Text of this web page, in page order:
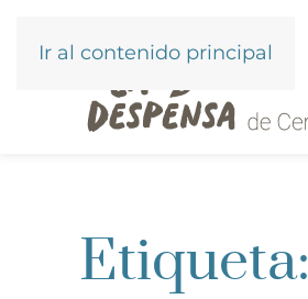
Ir al contenido principal
Etiqueta: